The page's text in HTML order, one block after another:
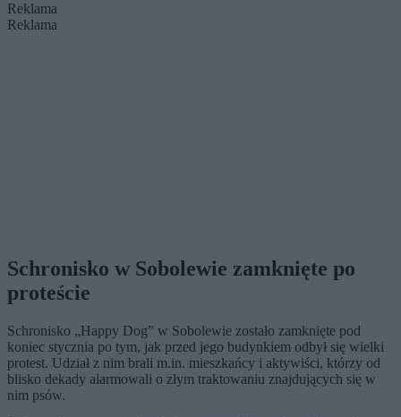
Reklama
Reklama
Schronisko w Sobolewie zamknięte po
proteście
Schronisko „Happy Dog” w Sobolewie zostało zamknięte pod
koniec stycznia po tym, jak przed jego budynkiem odbył się wielki
protest. Udział z nim brali m.in. mieszkańcy i aktywiści, którzy od
blisko dekady alarmowali o złym traktowaniu znajdujących się w
nim psów.